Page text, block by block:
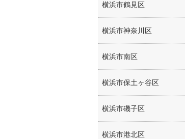
横浜市鶴見区
横浜市神奈川区
横浜市南区
横浜市保土ヶ谷区
横浜市磯子区
横浜市港北区